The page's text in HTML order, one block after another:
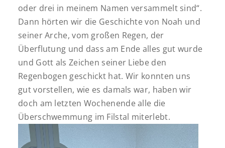
oder drei in meinem Namen versammelt sind“.
Dann hörten wir die Geschichte von Noah und
seiner Arche, vom großen Regen, der
Überflutung und dass am Ende alles gut wurde
und Gott als Zeichen seiner Liebe den
Regenbogen geschickt hat. Wir konnten uns
gut vorstellen, wie es damals war, haben wir
doch am letzten Wochenende alle die
Überschwemmung im Filstal miterlebt.